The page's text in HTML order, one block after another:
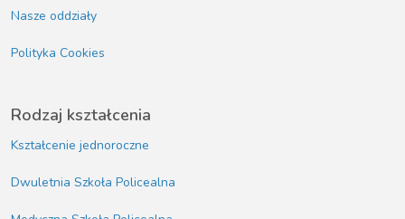
Nasze oddziały
Polityka Cookies
Rodzaj kształcenia
Kształcenie jednoroczne
Dwuletnia Szkoła Policealna